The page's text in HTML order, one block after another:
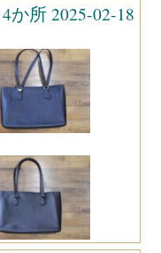
か所 2025-02-18